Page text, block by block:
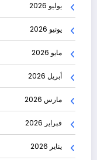
يوليو 2026
يونيو 2026
مايو 2026
أبريل 2026
مارس 2026
فبراير 2026
يناير 2026